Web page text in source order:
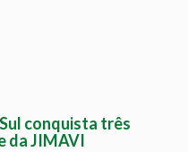
conquista três
da JIMAVI